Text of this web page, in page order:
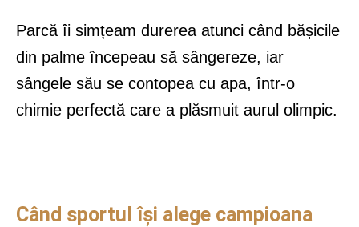
Parcă îi simțeam durerea atunci când bășicile
din palme începeau să sângereze, iar
sângele său se contopea cu apa, într-o
chimie perfectă care a plăsmuit aurul olimpic.
Când sportul își alege campioana